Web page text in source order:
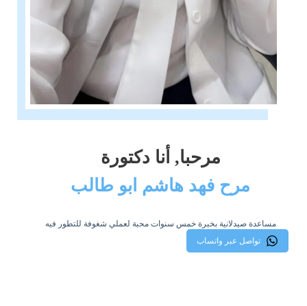
مرحبا, أنا دكتورة
مرح فهد هاشم ابو طالب
مساعدة صيدلانية بخبرة خمس سنوات محبة لعملي شغوفة للتطور فيه
تواصل عبر واتساب